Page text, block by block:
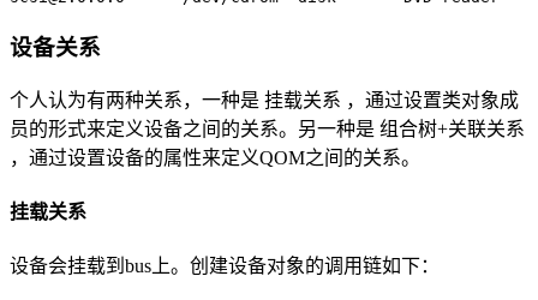
设备关系
个人认为有两种关系，一种是 挂载关系 ，通过设置类对象成
员的形式来定义设备之间的关系。另一种是 组合树+关联关系
，通过设置设备的属性来定义QOM之间的关系。
挂载关系
设备会挂载到bus上。创建设备对象的调用链如下：